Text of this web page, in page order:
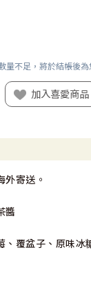
量不足，將於結帳後
加入喜愛商品
寄送。
醬
、覆盆子、原味冰